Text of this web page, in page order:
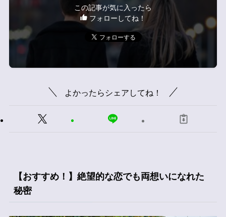
この記事が気に入ったら
フォローしてね！
よかったらシェアしてね！
【おすすめ！】絶望的な恋でも両想いになれた
秘密